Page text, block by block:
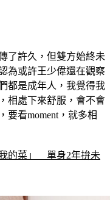
了許久，但雙方始終未
為或許王少偉還在觀察
都是成年人，我覺得我
相處下來舒服，會不會
看moment，就多相
的菜」　單身2年拚未